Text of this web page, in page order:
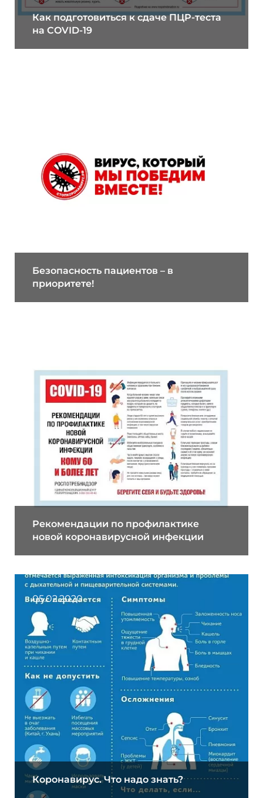
Как подготовиться к сдаче ПЦР-теста
на COVID-19
Безопасность пациентов – в
приоритете!
Рекомендации по профилактике
новой коронавирусной инфекции
05.02.2020
Коронавирус. Что надо знать?